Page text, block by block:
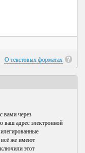
О текстовых форматах
вами через
адрес электронной
всё же имеют
этот